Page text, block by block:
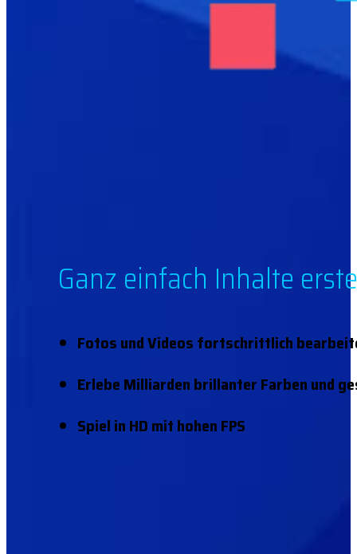
Ganz einfach Inhalte
Fotos und Videos fortschrittlich
Erlebe Milliarden brillanter Farben und
Spiel in HD mit hohen FPS